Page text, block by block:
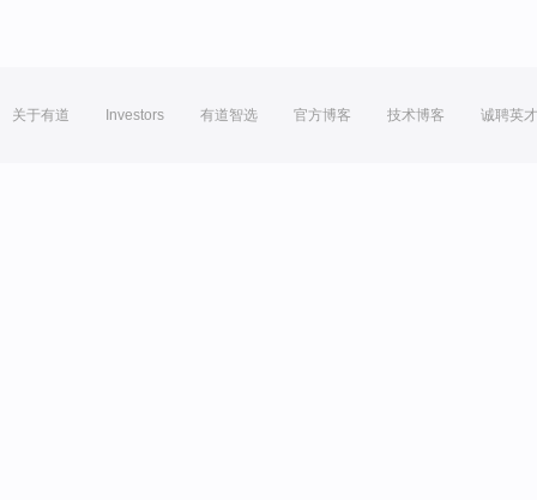
关于有道 Investors 有道智选 官方博客 技术博客 诚聘英才